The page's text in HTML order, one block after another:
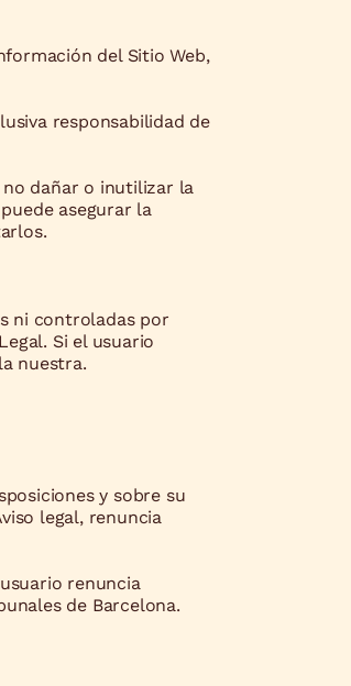
del Sitio Web,
responsabilidad de
no dañar o inutilizar la
asegurar la
ni controladas por
Si el usuario
nuestra.
y sobre su
legal, renuncia
renuncia
de Barcelona.